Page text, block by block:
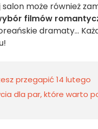
salon może również
filmów
dramaty...
przegapić 14 lutego
dla par, które warto